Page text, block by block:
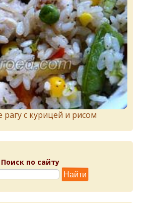
с курицей и рисом
Поиск по сайту